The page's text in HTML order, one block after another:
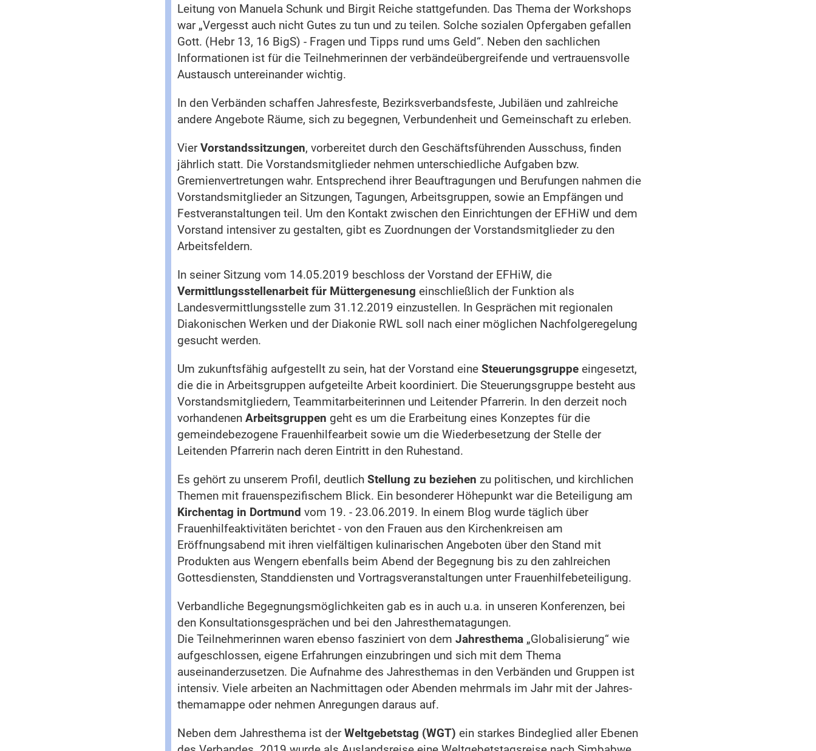
Leitung von Manuela Schunk und Birgit Reiche stattgefunden. Das Thema der Workshops
war „Vergesst auch nicht Gutes zu tun und zu teilen. Solche sozialen Opfergaben gefallen
Gott. (Hebr 13, 16 BigS) - Fragen und Tipps rund ums Geld“. Neben den sachlichen
Informationen ist für die Teilnehmerinnen der verbändeübergreifende und vertrauensvolle
Austausch untereinander wichtig.
In den Verbänden schaffen Jahresfeste, Bezirksverbandsfeste, Jubiläen und zahlreiche
andere Angebote Räume, sich zu begegnen, Verbundenheit und Gemeinschaft zu erleben.
VierVorstandssitzungen, vorbereitet durch den Geschäftsführenden Ausschuss, finden
jährlich statt. Die Vorstandsmitglieder nehmen unterschiedliche Aufgaben bzw.
Gremienvertretungen wahr. Entsprechend ihrer Beauftragungen und Berufungen nahmen die
Vorstandsmitglieder an Sitzungen, Tagungen, Arbeitsgruppen, sowie an Empfängen und
Festveranstaltungen teil. Um den Kontakt zwischen den Einrichtungen der EFHiW und dem
Vorstand intensiver zu gestalten, gibt es Zuordnungen der Vorstandsmitglieder zu den
Arbeitsfeldern.
In seiner Sitzung vom 14.05.2019 beschloss der Vorstand der EFHiW, die
Vermittlungsstellenarbeit für Müttergenesung einschließlich der Funktion als
Landesvermittlungsstelle zum 31.12.2019 einzustellen. In Gesprächen mit regionalen
Diakonischen Werken und der Diakonie RWL soll nach einer möglichen Nachfolgeregelung
gesucht werden.
Um zukunftsfähig aufgestellt zu sein, hat der Vorstand eine Steuerungsgruppe eingesetzt,
die die in Arbeitsgruppen aufgeteilte Arbeit koordiniert. Die Steuerungsgruppe besteht aus
Vorstandsmitgliedern, Teammitarbeiterinnen und Leitender Pfarrerin. In den derzeit noch
vorhandenen Arbeitsgruppen geht es um die Erarbeitung eines Konzeptes für die
gemeindebezogene Frauenhilfearbeit sowie um die Wiederbesetzung der Stelle der
Leitenden Pfarrerin nach deren Eintritt in den Ruhestand.
Es gehört zu unserem Profil, deutlich Stellung zu beziehen zu politischen, und kirchlichen
Themen mit frauenspezifischem Blick. Ein besonderer Höhepunkt war die Beteiligung am
Kirchentag in Dortmund vom 19. - 23.06.2019. In einem Blog wurde täglich über
Frauenhilfeaktivitäten berichtet - von den Frauen aus den Kirchenkreisen am
Eröffnungsabend mit ihren vielfältigen kulinarischen Angeboten über den Stand mit
Produkten aus Wengern ebenfalls beim Abend der Begegnung bis zu den zahlreichen
Gottesdiensten, Standdiensten und Vortragsveranstaltungen unter Frauenhilfebeteiligung.
Verbandliche Begegnungsmöglichkeiten gab es in auch u.a. in unseren Konferenzen, bei
den Konsultationsgesprächen und bei den Jahresthematagungen.
Die Teilnehmerinnen waren ebenso fasziniert von dem Jahresthema „Globalisierung“ wie
aufgeschlossen, eigene Erfahrungen einzubringen und sich mit dem Thema
auseinanderzusetzen. Die Aufnahme des Jahresthemas in den Verbänden und Gruppen ist
intensiv. Viele arbeiten an Nachmittagen oder Abenden mehrmals im Jahr mit der Jahres­
themamappe oder nehmen Anregungen daraus auf.
Neben dem Jahresthema ist derWeltgebetstag (WGT) ein starkes Bindeglied aller Ebenen